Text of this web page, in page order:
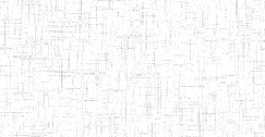
03/06/2014 ENIEG Privé
26/05/2014 ENIEG Privé